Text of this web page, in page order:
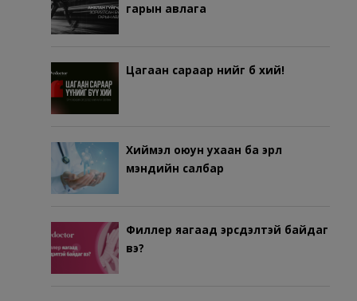
гарын авлага
Цагаан сараар үүнийг бүү хий!
Хиймэл оюун ухаан ба эрүүл
мэндийн салбар
Филлер яагаад эрсдэлтэй байдаг
вэ?